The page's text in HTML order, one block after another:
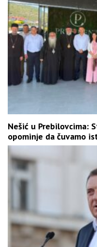
Nešić u Prebilovcima:
opominje da čuvamo